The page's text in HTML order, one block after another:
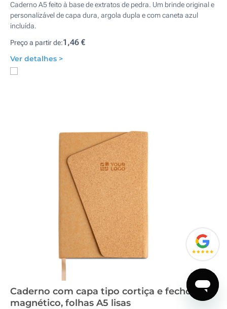
Caderno A5 feito à base de extratos de pedra. Um brinde original e
personalizável de capa dura, argola dupla e com caneta azul
incluída.
Preço a partir de:1,46 €
Ver detalhes >
Caderno com capa tipo cortiça e fecho
magnético, folhas A5 lisas